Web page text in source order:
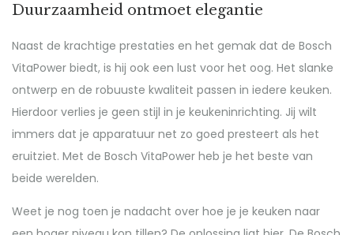
Duurzaamheid ontmoet elegantie
Naast de krachtige prestaties en het gemak dat de Bosch
VitaPower biedt, is hij ook een lust voor het oog. Het slanke
ontwerp en de robuuste kwaliteit passen in iedere keuken.
Hierdoor verlies je geen stijl in je keukeninrichting. Jij wilt
immers dat je apparatuur net zo goed presteert als het
eruitziet. Met de Bosch VitaPower heb je het beste van
beide werelden.
Weet je nog toen je nadacht over hoe je je keuken naar